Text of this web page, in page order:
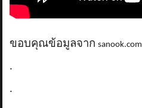
ขอบคุณข้อมูลจากsanook.com
.
.